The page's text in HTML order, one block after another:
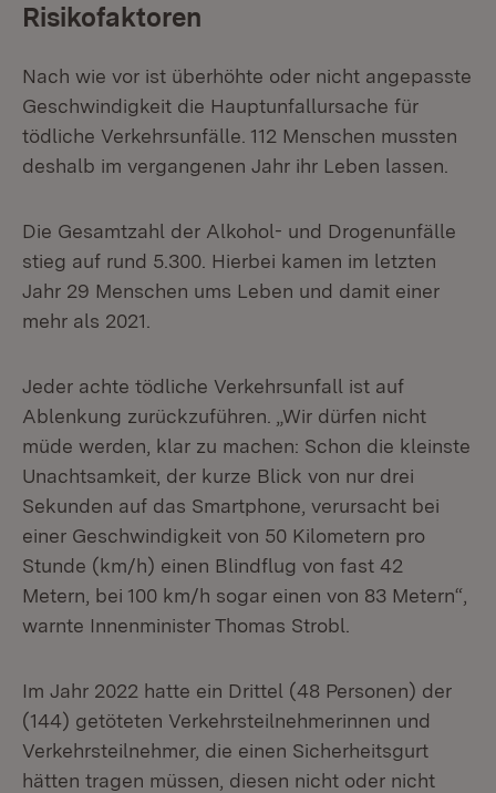
Risikofaktoren
Nach wie vor ist überhöhte oder nicht angepasste
Geschwindigkeit die Hauptunfallursache für
tödliche Verkehrsunfälle. 112 Menschen mussten
deshalb im vergangenen Jahr ihr Leben lassen.
Die Gesamtzahl der Alkohol- und Drogenunfälle
stieg auf rund 5.300. Hierbei kamen im letzten
Jahr 29 Menschen ums Leben und damit einer
mehr als 2021.
Jeder achte tödliche Verkehrsunfall ist auf
Ablenkung zurückzuführen. „Wir dürfen nicht
müde werden, klar zu machen: Schon die kleinste
Unachtsamkeit, der kurze Blick von nur drei
Sekunden auf das Smartphone, verursacht bei
einer Geschwindigkeit von 50 Kilometern pro
Stunde (km/h) einen Blindflug von fast 42
Metern, bei 100 km/h sogar einen von 83 Metern“,
warnte Innenminister Thomas Strobl.
Im Jahr 2022 hatte ein Drittel (48 Personen) der
(144) getöteten Verkehrsteilnehmerinnen und
Verkehrsteilnehmer, die einen Sicherheitsgurt
hätten tragen müssen, diesen nicht oder nicht